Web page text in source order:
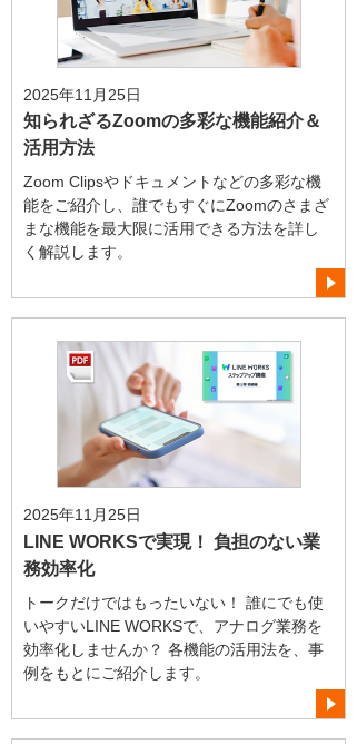
2025年11月25日
知られざるZoomの多彩な機能紹介＆
活用方法
Zoom Clipsやドキュメントなどの多彩な機
能をご紹介し、誰でもすぐにZoomのさまざ
まな機能を最大限に活用できる方法を詳し
く解説します。
2025年11月25日
LINE WORKSで実現！ 負担のない業
務効率化
トークだけではもったいない！ 誰にでも使
いやすいLINE WORKSで、アナログ業務を
効率化しませんか？ 各機能の活用法を、事
例をもとにご紹介します。